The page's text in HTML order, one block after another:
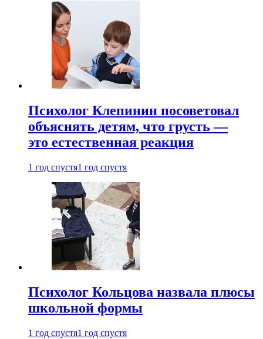
Психолог Клепинин посоветовал
объяснять детям, что грусть —
это естественная реакция
1 год спустя1 год спустя
Психолог Кольцова назвала плюсы
школьной формы
1 год спустя1 год спустя